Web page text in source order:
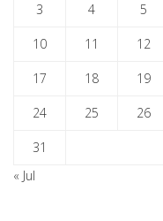
3 4 5
10 11 12
17 18 19
24 25 26
31
« Jul